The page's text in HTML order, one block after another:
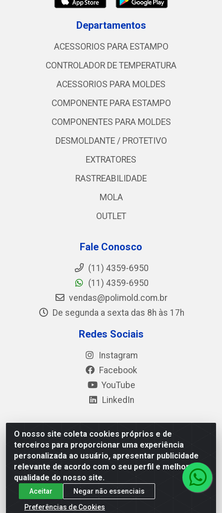
O nosso site coleta cookies próprios e de
terceiros para proporcionar uma experiência
personalizada ao usuário, apresentar publicidade
relevante de acordo com o seu perfil e melhorar a
qualidade do nosso site.
Aceitar
Negar não essenciais
Preferências de Cookies
Departamentos
ACESSORIOS PARA ESTAMPO
CONTROLADOR DE TEMPERATURA
ACESSORIOS PARA MOLDES
COMPONENTE PARA ESTAMPO
COMPONENTES PARA MOLDES
DESMOLDANTE / PROTETIVO
EXTRATORES
RASTREABILIDADE
MOLA
OUTLET
Fale Conosco
(11) 4359-6950
(11) 4359-6950
vendas@polimold.com.br
De segunda a sexta das 8h às 17h
Redes Sociais
Instagram
Facebook
YouTube
LinkedIn
Polimold Industrial Ltda - Estrada dos Casa, 4585 – São
Bernardo do Campo / SP – CEP: 09.840-000 - CNPJ
44.106.466/0001-41